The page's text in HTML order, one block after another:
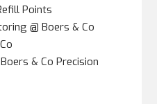
Points
@ Boers & Co
& Co Precision